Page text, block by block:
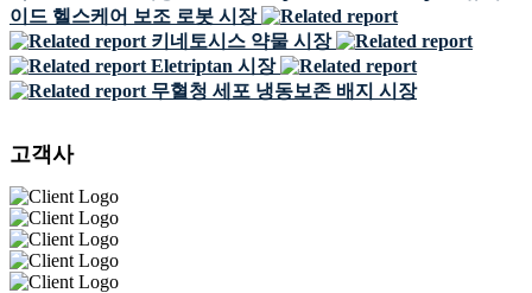
이드 헬스케어 보조 로봇 시장
키네토시스 약물 시장
Eletriptan 시장
무혈청 세포 냉동보존 배지 시장
고객사